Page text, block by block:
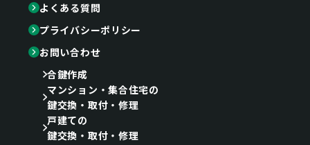
よくある質問
プライバシーポリシー
お問い合わせ
合鍵作成
マンション・集合住宅の
鍵交換・取付・修理
戸建ての
鍵交換・取付・修理